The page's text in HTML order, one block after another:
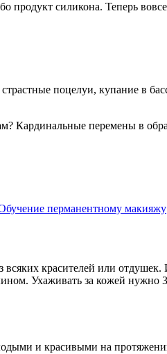
силикона. Теперь
поцелуи, купание в
Кардинальные перемены в
перманентному макияжу
красителей или отдушек.
Ухаживать за кожей нужно
и красивыми на